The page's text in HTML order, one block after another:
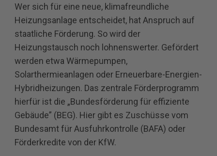
Wer sich für eine neue, klimafreundliche
Heizungsanlage entscheidet, hat Anspruch auf
staatliche Förderung. So wird der
Heizungstausch noch lohnenswerter. Gefördert
werden etwa Wärmepumpen,
Solarthermieanlagen oder Erneuerbare-Energien-
Hybridheizungen. Das zentrale Förderprogramm
hierfür ist die „Bundesförderung für effiziente
Gebäude” (BEG). Hier gibt es Zuschüsse vom
Bundesamt für Ausfuhrkontrolle (BAFA) oder
Förderkredite von der KfW.